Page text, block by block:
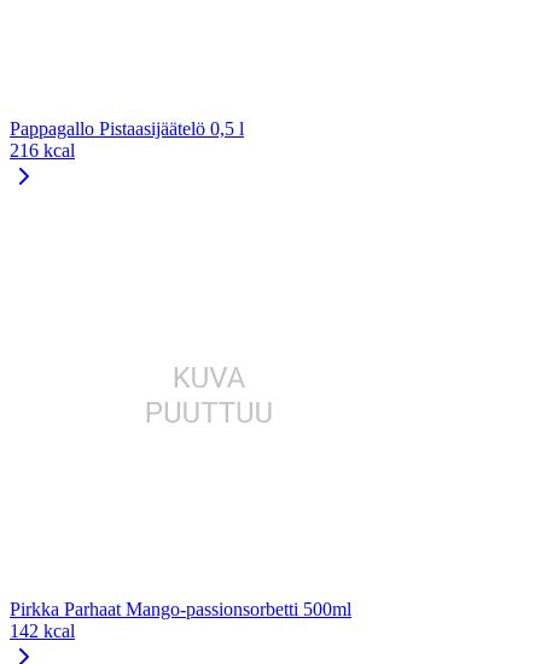
Pappagallo Pistaasijäätelö 0,5 l
216 kcal
Pirkka Parhaat Mango-passionsorbetti 500ml
142 kcal